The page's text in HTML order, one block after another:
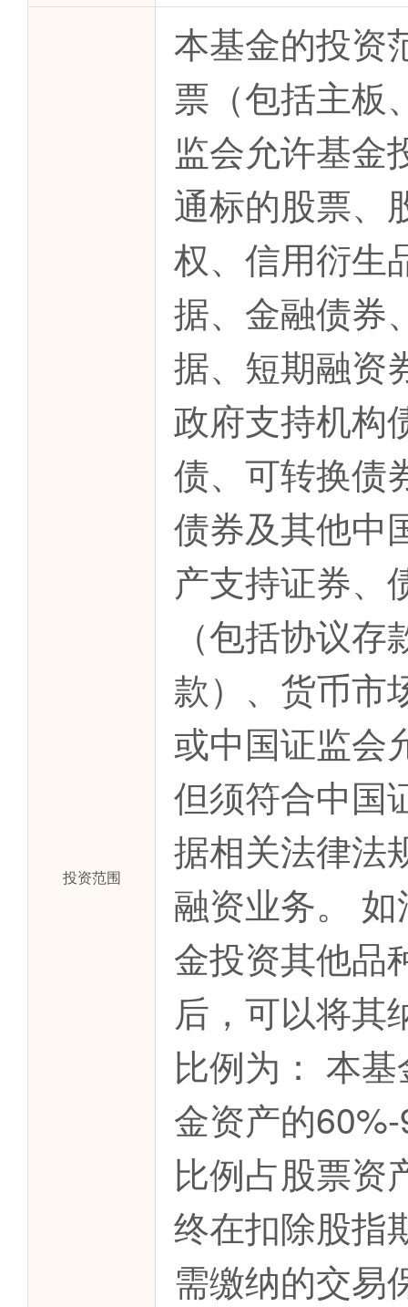
投资范围
本基金的投资
票（包括主板
监会允许基金
通标的股票、
权、信用衍生
据、金融债券
据、短期融资
政府支持机构
债、可转换债
债券及其他中
产支持证券、
（包括协议
款）、货币市
或中国证监会
但须符合中国
据相关法律法
融资业务。
金投资其他品
后，可以将其
比例为： 本
金资产的
比例占股票资
终在扣除股指
需缴纳的交易